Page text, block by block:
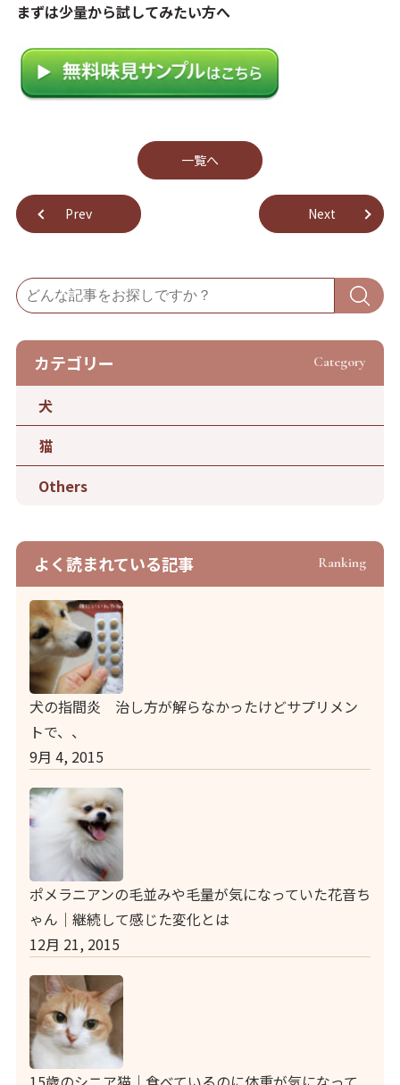
まずは少量から試してみたい方へ
Prev
⼀覧へ
Next
カテゴリー Category
犬
猫
Others
よく読まれている記事 Ranking
犬の指間炎 治し方が解らなかったけどサプリメン
トで、、
9月 4, 2015
ポメラニアンの毛並みや毛量が気になっていた花音ち
ゃん｜継続して感じた変化とは
12月 21, 2015